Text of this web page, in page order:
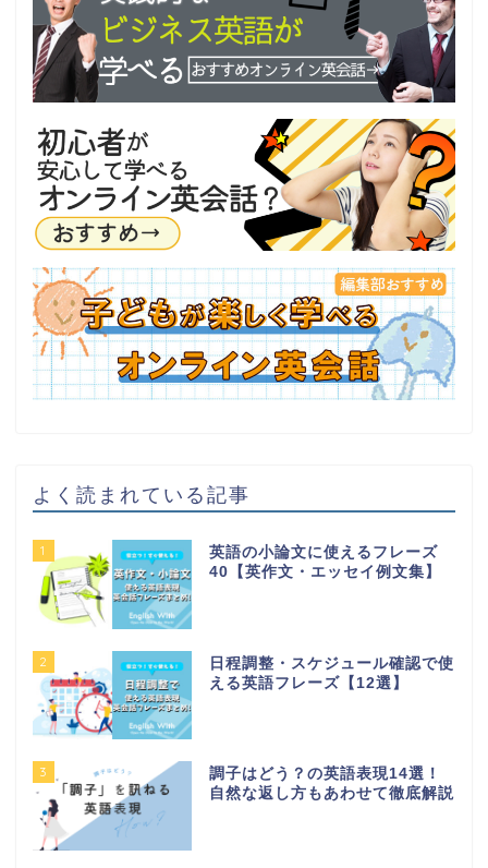
よく読まれている記事
1
英語の小論文に使えるフレーズ
40【英作文・エッセイ例文集】
2
日程調整・スケジュール確認で使
える英語フレーズ【12選】
3
調子はどう？の英語表現14選！
自然な返し方もあわせて徹底解説